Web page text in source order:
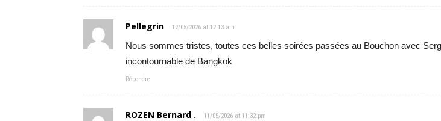
Pellegrin 12/05/2026 at 12:13 am
Nous sommes tristes, toutes ces belles soirées passées au Bouchon avec
incontournable de Bangkok
Répondre
ROZEN Bernard . 11/05/2026 at 11:32 pm